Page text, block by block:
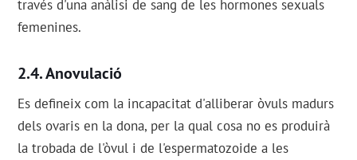
través d'una anàlisi de sang de les hormones sexuals
femenines.
Anovulació
Es defineix com la incapacitat d'alliberar òvuls madurs
dels ovaris en la dona, per la qual cosa no es produirà
la trobada de l'òvul i de l'espermatozoide a les